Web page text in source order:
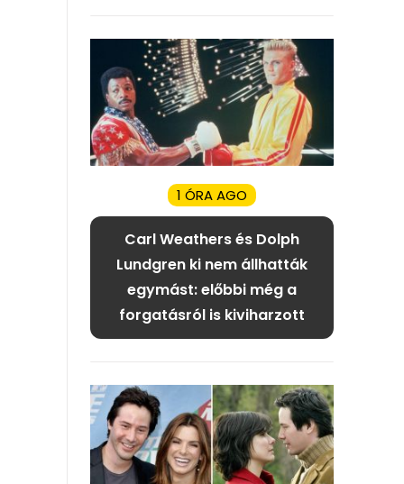
1 ÓRA AGO
Carl Weathers és Dolph
Lundgren ki nem állhatták
egymást: előbbi még a
forgatásról is kiviharzott